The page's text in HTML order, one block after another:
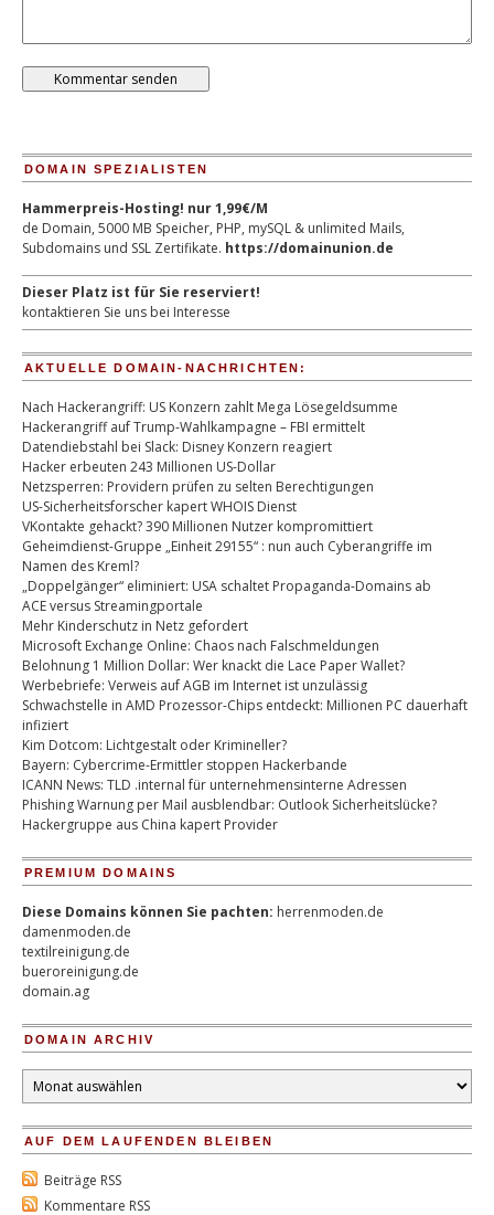
DOMAIN SPEZIALISTEN
Hammerpreis-Hosting! nur 1,99€/M
de Domain, 5000 MB Speicher, PHP, mySQL & unlimited Mails,
Subdomains und SSL Zertifikate. https://domainunion.de
Dieser Platz ist für Sie reserviert!
kontaktieren Sie uns bei Interesse
AKTUELLE DOMAIN-NACHRICHTEN:
Nach Hackerangriff: US Konzern zahlt Mega Lösegeldsumme
Hackerangriff auf Trump-Wahlkampagne – FBI ermittelt
Datendiebstahl bei Slack: Disney Konzern reagiert
Hacker erbeuten 243 Millionen US-Dollar
Netzsperren: Providern prüfen zu selten Berechtigungen
US-Sicherheitsforscher kapert WHOIS Dienst
VKontakte gehackt? 390 Millionen Nutzer kompromittiert
Geheimdienst-Gruppe „Einheit 29155“ : nun auch Cyberangriffe im
Namen des Kreml?
„Doppelgänger“ eliminiert: USA schaltet Propaganda-Domains ab
ACE versus Streamingportale
Mehr Kinderschutz in Netz gefordert
Microsoft Exchange Online: Chaos nach Falschmeldungen
Belohnung 1 Million Dollar: Wer knackt die Lace Paper Wallet?
Werbebriefe: Verweis auf AGB im Internet ist unzulässig
Schwachstelle in AMD Prozessor-Chips entdeckt: Millionen PC dauerhaft
infiziert
Kim Dotcom: Lichtgestalt oder Krimineller?
Bayern: Cybercrime-Ermittler stoppen Hackerbande
ICANN News: TLD .internal für unternehmensinterne Adressen
Phishing Warnung per Mail ausblendbar: Outlook Sicherheitslücke?
Hackergruppe aus China kapert Provider
PREMIUM DOMAINS
Diese Domains können Sie pachten: herrenmoden.de
damenmoden.de
textilreinigung.de
bueroreinigung.de
domain.ag
DOMAIN ARCHIV
Domain
Archiv
AUF DEM LAUFENDEN BLEIBEN
Beiträge RSS
Kommentare RSS